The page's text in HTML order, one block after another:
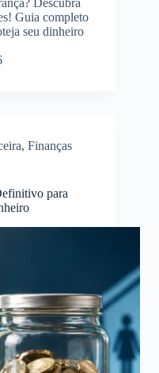
Descubra
Guia completo
seu dinheiro
, Finanças
para